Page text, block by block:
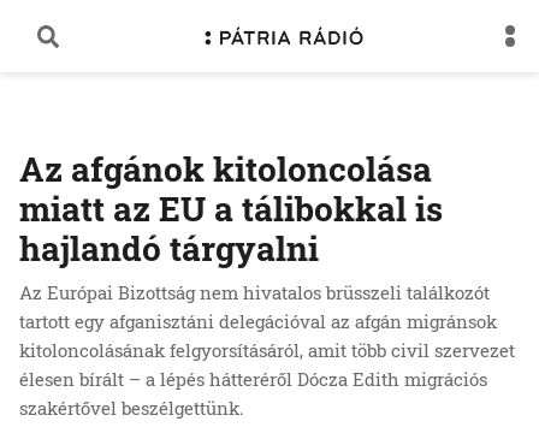
Az afgánok kitoloncolása
miatt az EU a tálibokkal is
hajlandó tárgyalni
Az Európai Bizottság nem hivatalos brüsszeli találkozót
tartott egy afganisztáni delegációval az afgán migránsok
kitoloncolásának felgyorsításáról, amit több civil szervezet
élesen bírált – a lépés hátteréről Dócza Edith migrációs
szakértővel beszélgettünk.